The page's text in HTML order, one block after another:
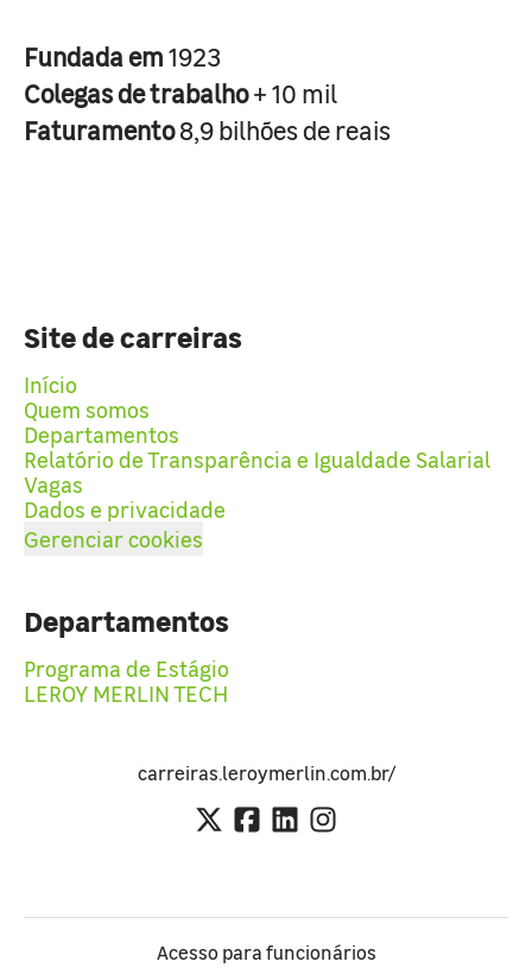
Fundada em1923
Colegas de trabalho+ 10 mil
Faturamento8,9 bilhões de reais
Site de carreiras
Início
Quem somos
Departamentos
Relatório de Transparência e Igualdade Salarial
Vagas
Dados e privacidade
Gerenciar cookies
Departamentos
Programa de Estágio
LEROY MERLIN TECH
carreiras.leroymerlin.com.br/
Acesso para funcionários